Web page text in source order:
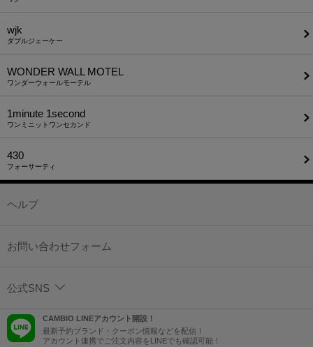
wjk
ダブルジェーケー
WONDER WALL MOTEL
ワンダーウォールモーテル
1minute​ 1second
ワンミニットワンセカンド
430
フォーサーティ
ヘルプ
お問い合わせフォーム
公式SNS
CAMBIO LINEアカウント開設！
最新予約ブランド・クーポン情報などを配信！
アカウント連携でご注文内容をLINEでも確認可能！